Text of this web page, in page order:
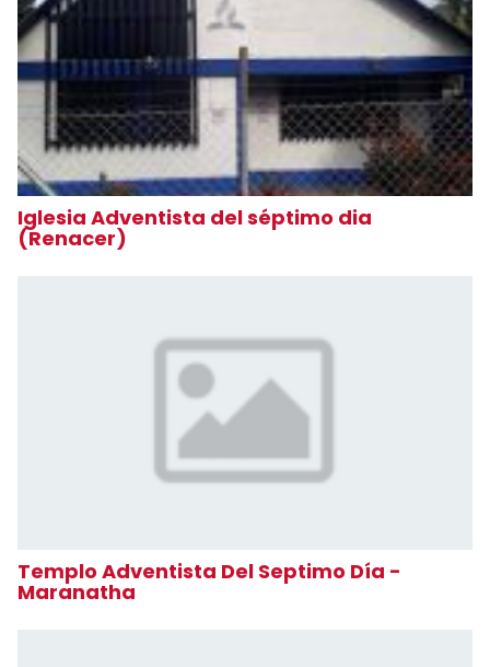
Iglesia Adventista del séptimo dia
(Renacer)
Templo Adventista Del Septimo Día -
Maranatha